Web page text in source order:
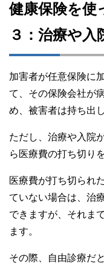
健康保険を
３：治療や
加害者が任意保険に
て、その保険会社が
め、被害者は持ち出
ただし、治療や入院
ら医療費の打ち切り
医療費が打ち切られ
ていない場合は、治
できますが、それま
ます。
その際、自由診療だ